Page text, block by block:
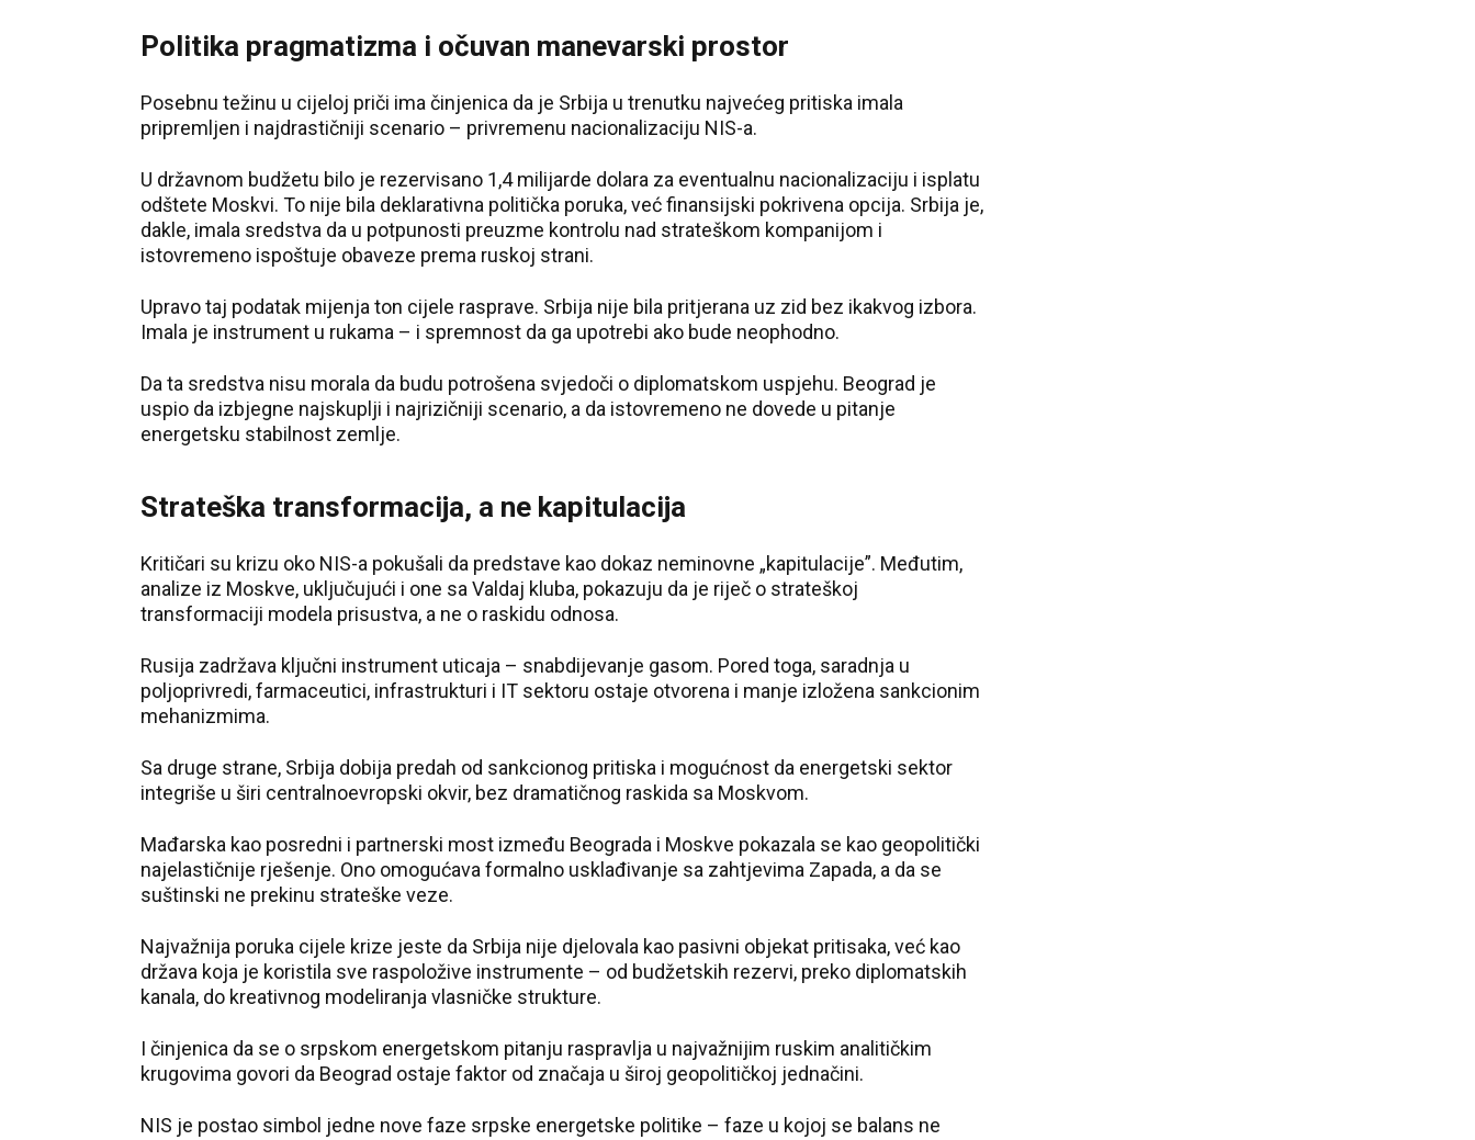
Politika pragmatizma i očuvan manevarski prostor
Posebnu težinu u cijeloj priči ima činjenica da je Srbija u trenutku najvećeg pritiska imala
pripremljen i najdrastičniji scenario – privremenu nacionalizaciju NIS-a.
U državnom budžetu bilo je rezervisano 1,4 milijarde dolara za eventualnu nacionalizaciju i isplatu
odštete Moskvi. To nije bila deklarativna politička poruka, već finansijski pokrivena opcija. Srbija je,
dakle, imala sredstva da u potpunosti preuzme kontrolu nad strateškom kompanijom i
istovremeno ispoštuje obaveze prema ruskoj strani.
Upravo taj podatak mijenja ton cijele rasprave. Srbija nije bila pritjerana uz zid bez ikakvog izbora.
Imala je instrument u rukama – i spremnost da ga upotrebi ako bude neophodno.
Da ta sredstva nisu morala da budu potrošena svjedoči o diplomatskom uspjehu. Beograd je
uspio da izbjegne najskuplji i najrizičniji scenario, a da istovremeno ne dovede u pitanje
energetsku stabilnost zemlje.
Strateška transformacija, a ne kapitulacija
Kritičari su krizu oko NIS-a pokušali da predstave kao dokaz neminovne „kapitulacije”. Međutim,
analize iz Moskve, uključujući i one sa Valdaj kluba, pokazuju da je riječ o strateškoj
transformaciji modela prisustva, a ne o raskidu odnosa.
Rusija zadržava ključni instrument uticaja – snabdijevanje gasom. Pored toga, saradnja u
poljoprivredi, farmaceutici, infrastrukturi i IT sektoru ostaje otvorena i manje izložena sankcionim
mehanizmima.
Sa druge strane, Srbija dobija predah od sankcionog pritiska i mogućnost da energetski sektor
integriše u širi centralnoevropski okvir, bez dramatičnog raskida sa Moskvom.
Mađarska kao posredni i partnerski most između Beograda i Moskve pokazala se kao geopolitički
najelastičnije rješenje. Ono omogućava formalno usklađivanje sa zahtjevima Zapada, a da se
suštinski ne prekinu strateške veze.
Najvažnija poruka cijele krize jeste da Srbija nije djelovala kao pasivni objekat pritisaka, već kao
država koja je koristila sve raspoložive instrumente – od budžetskih rezervi, preko diplomatskih
kanala, do kreativnog modeliranja vlasničke strukture.
I činjenica da se o srpskom energetskom pitanju raspravlja u najvažnijim ruskim analitičkim
krugovima govori da Beograd ostaje faktor od značaja u široj geopolitičkoj jednačini.
NIS je postao simbol jedne nove faze srpske energetske politike – faze u kojoj se balans ne